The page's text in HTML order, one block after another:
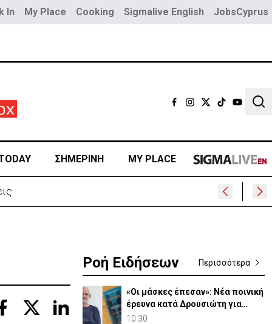
In My Place Cooking Sigmalive English JobsCyprus
ΣΗΜΕΡΙΝΗ MY PLACE
Ροή Ειδήσεων Περισσότερα
«Οι μάσκες έπεσαν»: Νέα ποινική
έρευνα κατά Δρουσιώτη για
«Κράτος Μαφία»
10:30